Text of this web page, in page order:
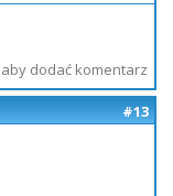
aby dodać komentarz
#13